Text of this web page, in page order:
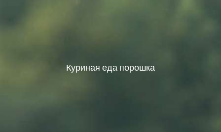
Куриная еда порошка